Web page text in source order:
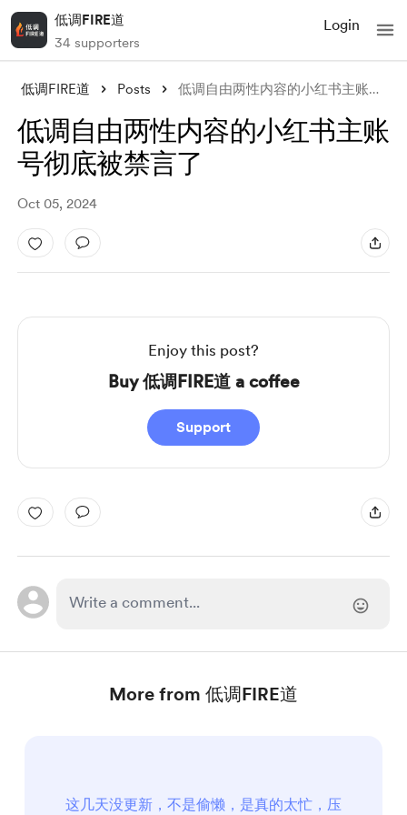
低调FIRE道
34 supporters
Login
低调FIRE道 Posts 低调自由两性内容的小红书主账号彻底被禁言了
低调自由两性内容的小红书主账
号彻底被禁言了
Oct 05, 2024
Enjoy this post?
Buy 低调FIRE道 a coffee
Support
More from 低调FIRE道
这几天没更新，不是偷懒，是真的太忙，压